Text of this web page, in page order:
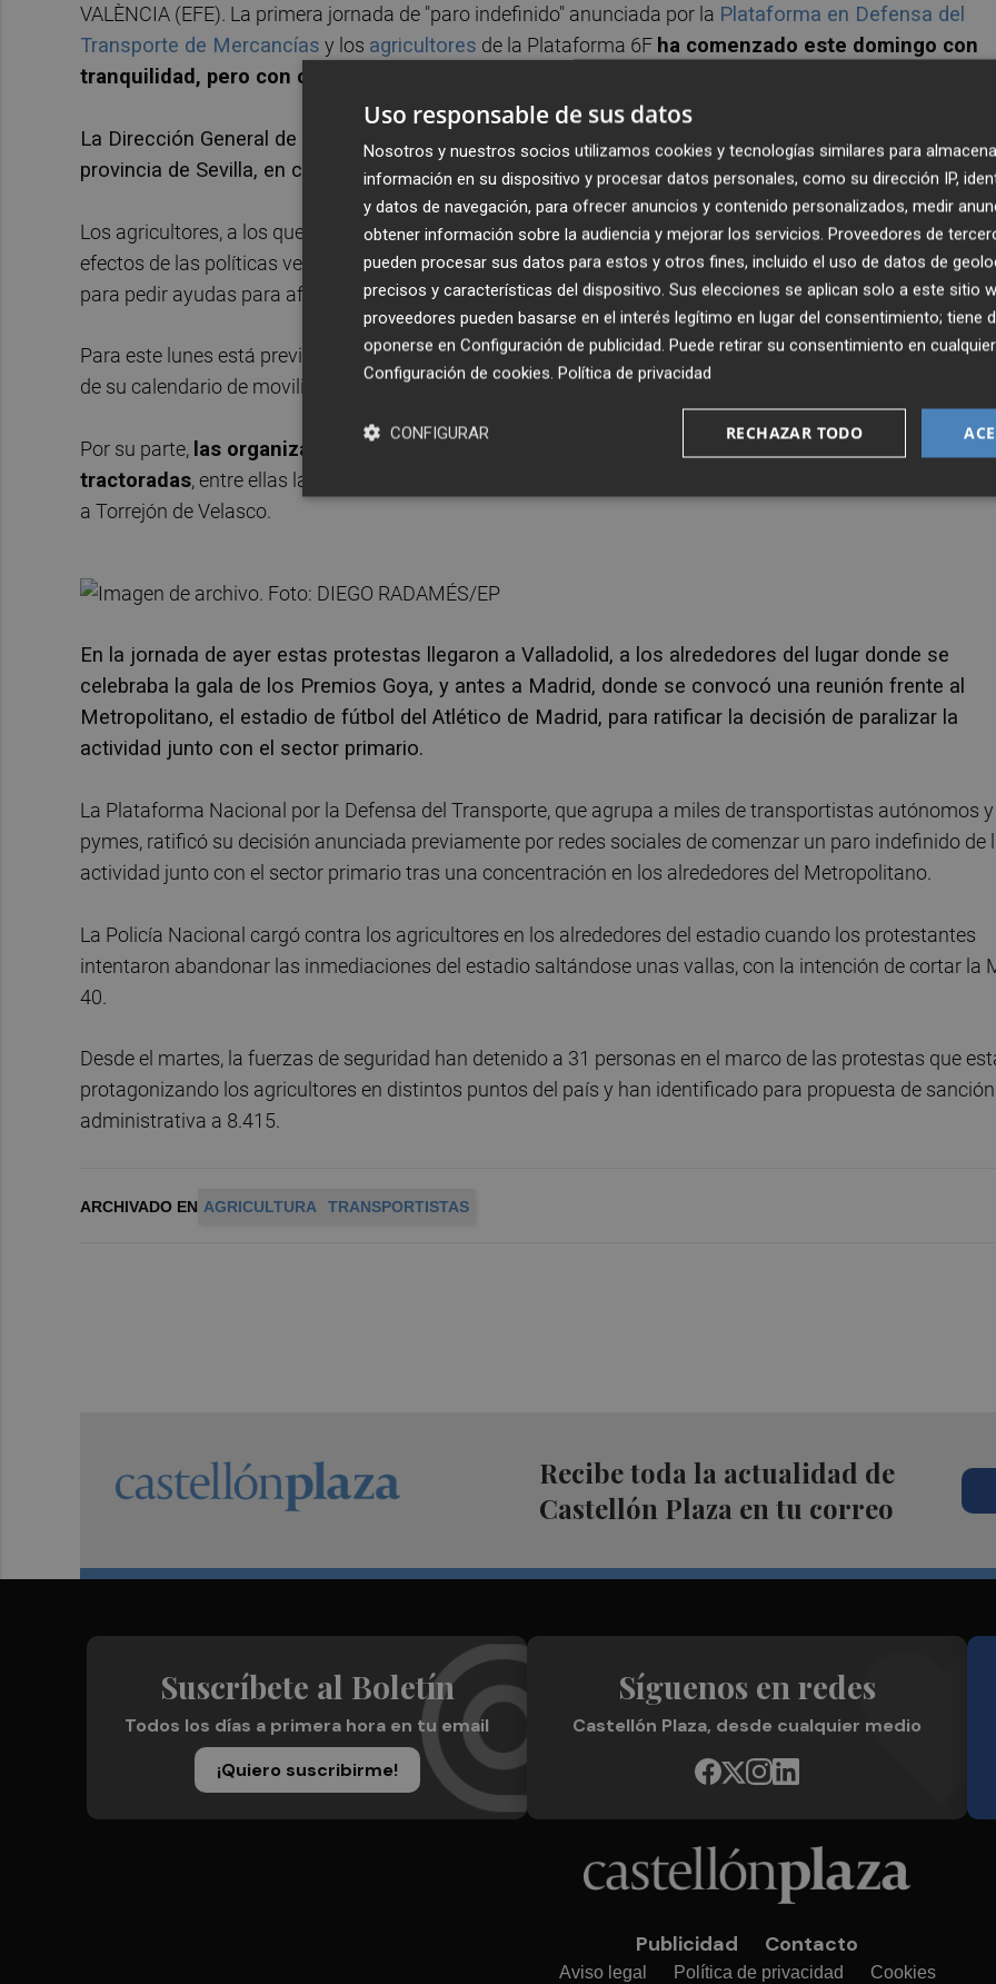
VALÈNCIA (EFE). La primera jornada de "paro indefinido" anunciada por la Plataforma en Defensa del
Transporte de Mercancías y los agricultores de la Plataforma 6F ha comenzado este domingo con
tranquilidad, pero con cortes ya en algunas carreteras
La Dirección General de Tráfico ha notificado una primera incidencia por manifestaciones en la
provincia de Sevilla, en concreto, en la A-451 en Navarredonda.
Los agricultores, a los que se unirán en un paro indefinido los transportistas, se manifiestan contra
efectos de las políticas verdes de la Unión Europea, en defensa de unos acuerdos comerciales más justos
para pedir ayudas para afrontar crisis como la de la sequía.
Para este lunes está previsto que la plataforma 6F en defensa del sector primario informe sobre los
de su calendario de movilizaciones.
Por su parte, las organizaciones agrarias Asaja, COAG y UPA prosiguen con sus propias
tractoradas, entre ellas la convocada este lunes en Titulcia (Madrid) a las 9.00 con la intención de
a Torrejón de Velasco.
En la jornada de ayer estas protestas llegaron a Valladolid, a los alrededores del lugar donde se
celebraba la gala de los Premios Goya, y antes a Madrid, donde se convocó una reunión frente al
Metropolitano, el estadio de fútbol del Atlético de Madrid, para ratificar la decisión de paralizar la
actividad junto con el sector primario.
La Plataforma Nacional por la Defensa del Transporte, que agrupa a miles de transportistas autónomos y
pymes, ratificó su decisión anunciada previamente por redes sociales de comenzar un paro indefinido de
actividad junto con el sector primario tras una concentración en los alrededores del Metropolitano.
La Policía Nacional cargó contra los agricultores en los alrededores del estadio cuando los protestantes
intentaron abandonar las inmediaciones del estadio saltándose unas vallas, con la intención de cortar la
40.
Desde el martes, la fuerzas de seguridad han detenido a 31 personas en el marco de las protestas que
protagonizando los agricultores en distintos puntos del país y han identificado para propuesta de sanción
administrativa a 8.415.
ARCHIVADO EN AGRICULTURA TRANSPORTISTAS
Recibe toda la actualidad de
Castellón Plaza en tu correo
Suscríbete al Boletín
Todos los días a primera hora en tu email
¡Quiero suscribirme!
Síguenos en redes
Castellón Plaza, desde cualquier medio
Publicidad Contacto
Aviso legal Política de privacidad Cookies
Uso responsable de sus datos
Nosotros y nuestros socios utilizamos cookies y tecnologías similares para
información en su dispositivo y procesar datos personales, como su dirección IP,
y datos de navegación, para ofrecer anuncios y contenido personalizados, medir
obtener información sobre la audiencia y mejorar los servicios. Proveedores de
pueden procesar sus datos para estos y otros fines, incluido el uso de datos de
precisos y características del dispositivo. Sus elecciones se aplican solo a este sitio
proveedores pueden basarse en el interés legítimo en lugar del consentimiento; tiene
oponerse en Configuración de publicidad. Puede retirar su consentimiento en
Configuración de cookies. Política de privacidad
RECHAZAR TODO
CONFIGURAR